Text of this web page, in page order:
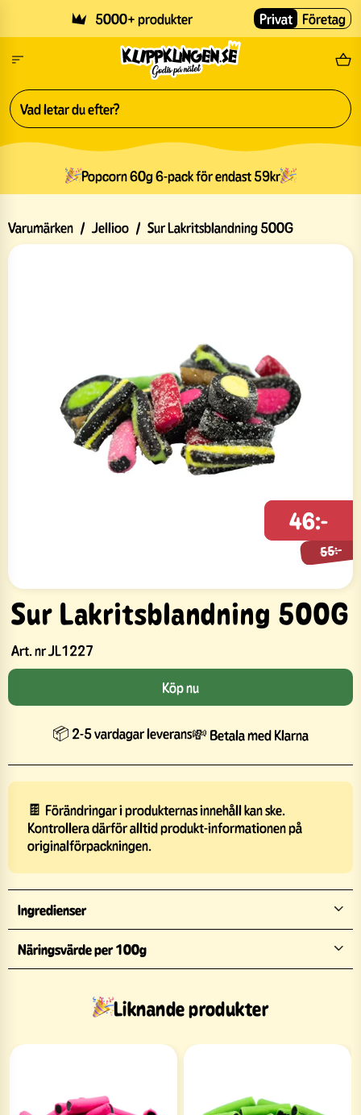
5000+ produkter Fri
Privat Företag
Popcorn 60g 6-pack för endast 59kr
Varumärken / Jellioo / Sur Lakritsblandning 500G
Sur Lakritsblandning 500G
Art. nrJL1227
46:-
55:-
55:-
Köp nu
📦 2-5 vardagar leverans💸 Betala med Klarna
🍫 Förändringar i produkternas innehåll kan ske.
Kontrollera därför alltid produkt-informationen på
originalförpackningen.
Ingredienser
Näringsvärde per 100g
Liknande produkter